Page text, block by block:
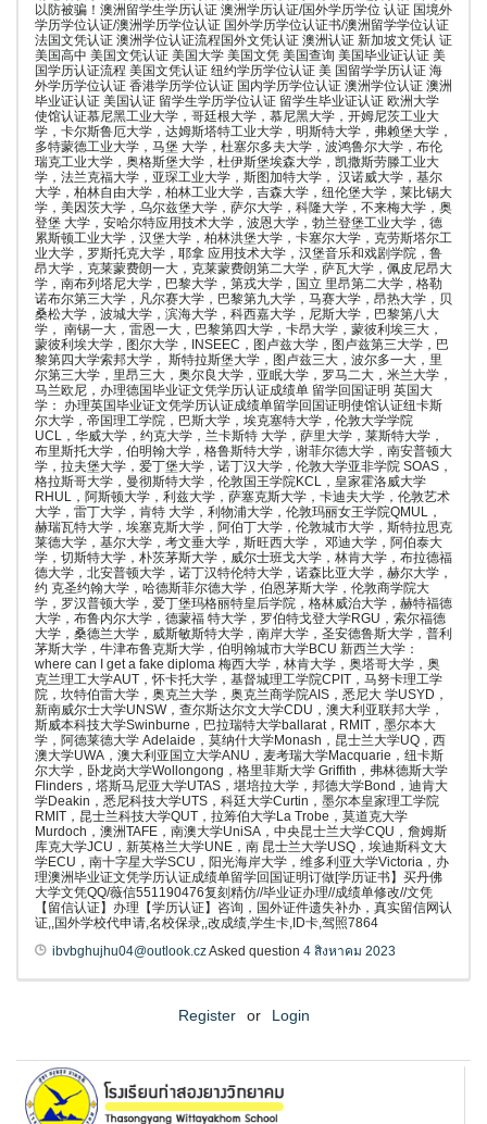
以防被骗！澳洲留学生学历认证 澳洲学历认证/国外学历学位 认证 国境外
学历学位认证/澳洲学历学位认证 国外学历学位认证书/澳洲留学学位认证
法国文凭认证 澳洲学位认证流程国外文凭认证 澳洲认证 新加坡文凭认 证
美国高中 美国文凭认证 美国大学 美国文凭 美国查询 美国毕业证认证 美
国学历认证流程 美国文凭认证 纽约学历学位认证 美 国留学学历认证 海
外学历学位认证 香港学历学位认证 国内学历学位认证 澳洲学位认证 澳洲
毕业证认证 美国认证 留学生学历学位认证 留学生毕业证认证 欧洲大学
使馆认证慕尼黑工业大学，哥廷根大学，慕尼黑大学，开姆尼茨工业大
学，卡尔斯鲁厄大学，达姆斯塔特工业大学，明斯特大学，弗赖堡大学，
多特蒙德工业大学，马堡 大学，杜塞尔多夫大学，波鸿鲁尔大学，布伦
瑞克工业大学，奥格斯堡大学，杜伊斯堡埃森大学，凯撒斯劳滕工业大
学，法兰克福大学，亚琛工业大学，斯图加特大学， 汉诺威大学，基尔
大学，柏林自由大学，柏林工业大学，吉森大学，纽伦堡大学，莱比锡大
学，美因茨大学，乌尔兹堡大学，萨尔大学，科隆大学，不来梅大学，奥
登堡 大学，安哈尔特应用技术大学，波恩大学，勃兰登堡工业大学，德
累斯顿工业大学，汉堡大学，柏林洪堡大学，卡塞尔大学，克劳斯塔尔工
业大学，罗斯托克大学，耶拿 应用技术大学，汉堡音乐和戏剧学院，鲁
昂大学，克莱蒙费朗一大，克莱蒙费朗第二大学，萨瓦大学，佩皮尼昂大
学，南布列塔尼大学，巴黎大学，第戎大学，国立 里昂第二大学，格勒
诺布尔第三大学，凡尔赛大学，巴黎第九大学，马赛大学，昂热大学，贝
桑松大学，波城大学，滨海大学，科西嘉大学，尼斯大学，巴黎第八大
学， 南锡一大，雷恩一大，巴黎第四大学，卡昂大学，蒙彼利埃三大，
蒙彼利埃大学，图尔大学，INSEEC，图卢兹大学，图卢兹第三大学，巴
黎第四大学索邦大学， 斯特拉斯堡大学，图卢兹三大，波尔多一大，里
尔第三大学，里昂三大，奥尔良大学，亚眠大学，罗马二大，米兰大学，
马兰欧尼，办理德国毕业证文凭学历认证成绩单 留学回国证明 英国大
学： 办理英国毕业证文凭学历认证成绩单留学回国证明使馆认证纽卡斯
尔大学，帝国理工学院，巴斯大学，埃克塞特大学，伦敦大学学院
UCL，华威大学，约克大学，兰卡斯特 大学，萨里大学，莱斯特大学，
布里斯托大学，伯明翰大学，格鲁斯特大学，谢菲尔德大学，南安普顿大
学，拉夫堡大学，爱丁堡大学，诺丁汉大学，伦敦大学亚非学院 SOAS，
格拉斯哥大学，曼彻斯特大学，伦敦国王学院KCL，皇家霍洛威大学
RHUL，阿斯顿大学，利兹大学，萨塞克斯大学，卡迪夫大学，伦敦艺术
大学，雷丁大学，肯特 大学，利物浦大学，伦敦玛丽女王学院QMUL，
赫瑞瓦特大学，埃塞克斯大学，阿伯丁大学，伦敦城市大学，斯特拉思克
莱德大学，基尔大学，考文垂大学，斯旺西大学， 邓迪大学，阿伯泰大
学，切斯特大学，朴茨茅斯大学，威尔士班戈大学，林肯大学，布拉德福
德大学，北安普顿大学，诺丁汉特伦特大学，诺森比亚大学，赫尔大学，
约 克圣约翰大学，哈德斯菲尔德大学，伯恩茅斯大学，伦敦商学院大
学，罗汉普顿大学，爱丁堡玛格丽特皇后学院，格林威治大学，赫特福德
大学，布鲁内尔大学，德蒙福 特大学，罗伯特戈登大学RGU，索尔福德
大学，桑德兰大学，威斯敏斯特大学，南岸大学，圣安德鲁斯大学，普利
茅斯大学，牛津布鲁克斯大学，伯明翰城市大学BCU 新西兰大学：
where can I get a fake diploma 梅西大学，林肯大学，奥塔哥大学，奥
克兰理工大学AUT，怀卡托大学，基督城理工学院CPIT，马努卡理工学
院，坎特伯雷大学，奥克兰大学，奥克兰商学院AIS，悉尼大 学USYD，
新南威尔士大学UNSW，查尔斯达尔文大学CDU，澳大利亚联邦大学，
斯威本科技大学Swinburne，巴拉瑞特大学ballarat，RMIT，墨尔本大
学，阿德莱德大学 Adelaide，莫纳什大学Monash，昆士兰大学UQ，西
澳大学UWA，澳大利亚国立大学ANU，麦考瑞大学Macquarie，纽卡斯
尔大学，卧龙岗大学Wollongong，格里菲斯大学 Griffith，弗林德斯大学
Flinders，塔斯马尼亚大学UTAS，堪培拉大学，邦德大学Bond，迪肯大
学Deakin，悉尼科技大学UTS，科廷大学Curtin，墨尔本皇家理工学院
RMIT，昆士兰科技大学QUT，拉筹伯大学La Trobe，莫道克大学
Murdoch，澳洲TAFE，南澳大学UniSA，中央昆士兰大学CQU，詹姆斯
库克大学JCU，新英格兰大学UNE，南 昆士兰大学USQ，埃迪斯科文大
学ECU，南十字星大学SCU，阳光海岸大学，维多利亚大学Victoria，办
理澳洲毕业证文凭学历认证成绩单留学回国证明订做[学历证书】买丹佛
大学文凭QQ/薇信551190476复刻精仿//毕业证办理//成绩单修改//文凭
【留信认证】办理【学历认证】咨询，国外证件遗失补办，真实留信网认
证,,国外学校代申请,名校保录,,改成绩,学生卡,ID卡,驾照7864
ibvbghujhu04@outlook.czAsked question 4 สิงหาคม 2023
Register or Login